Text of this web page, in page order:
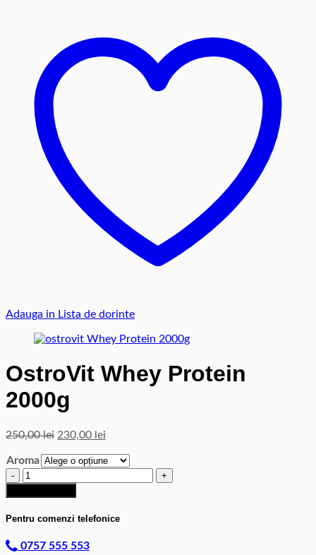
Adauga in Lista de dorinte
OstroVit Whey Protein
2000g
250,00lei Prețul
a
250,00 lei.
230,00 lei
este:
Aroma
Cantitate
OstroVit
Whey
Protein
Pentru comenzi telefonice
0757 555 553